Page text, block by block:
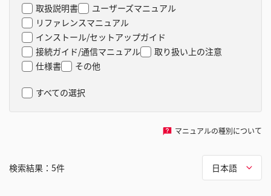
取扱説明書
ユーザーズマニュアル
リファレンスマニュアル
インストール/セットアップガイド
接続ガイド/通信マニュアル
取り扱い上の注意
仕様書
その他
すべての選択
マニュアルの種別について
検索結果： 5件 日本語